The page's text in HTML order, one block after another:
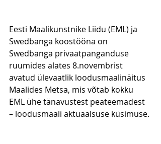
Eesti Maalikunstnike Liidu (EML) ja
Swedbanga koostööna on
Swedbanga privaatpanganduse
ruumides alates 8.novembrist
avatud ülevaatlik loodusmaalinäitus
Maalides Metsa, mis võtab kokku
EML ühe tänavustest peateemadest
– loodusmaali aktuaalsuse küsimuse.